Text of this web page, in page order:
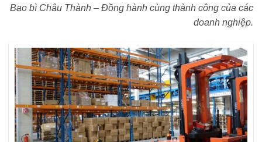
Bao bì Châu Thành – Đồng hành cùng thành công của các
doanh nghiệp.